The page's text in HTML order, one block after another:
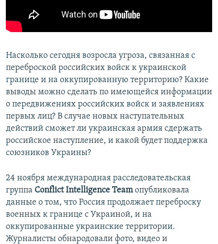
ПОБЕДИТЕЛЕЙ НЕ СУДЯТ?
КРЫМ.НЕПОКОРЕННЫЙ
УКРАИНСКАЯ ПРОБЛЕМА КРЫМА
ПРИСОЕДИНЯЙТЕСЬ!
Все сайты RFE/RL
Насколько сегодня возросла угроза, связанная с
переброской российских войск к украинской
границе и на оккупированную территорию? Какие
выводы можно сделать по имеющейся информации
о передвижениях российских войск и заявлениях
первых лиц? В случае новых наступательных
действий сможет ли украинская армия сдержать
российское наступление, и какой будет поддержка
союзников Украины?
24 ноября международная расследовательская
группа Conflict Intelligence Teamопубликовала
данные о том, что Россия продолжает переброску
военных к границе с Украиной, и на
оккупированные украинские территории.
Журналисты обнародовали фото, видео и